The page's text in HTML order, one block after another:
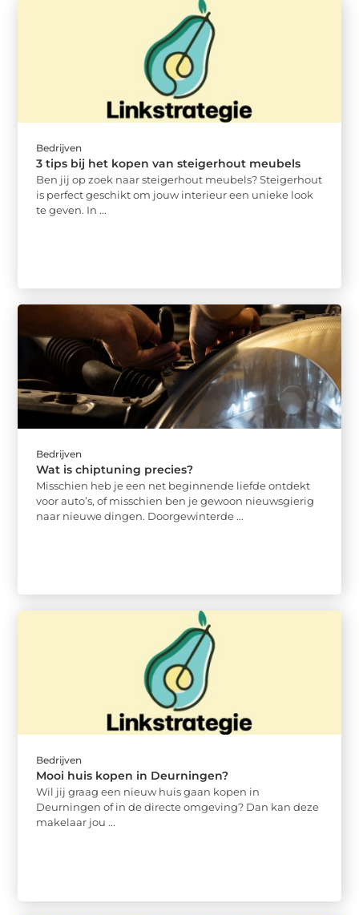
Bedrijven
3 tips bij het kopen van steigerhout meubels
Ben jij op zoek naar steigerhout meubels? Steigerhout
is perfect geschikt om jouw interieur een unieke look
te geven. In ...
Bedrijven
Wat is chiptuning precies?
Misschien heb je een net beginnende liefde ontdekt
voor auto’s, of misschien ben je gewoon nieuwsgierig
naar nieuwe dingen. Doorgewinterde ...
Bedrijven
Mooi huis kopen in Deurningen?
Wil jij graag een nieuw huis gaan kopen in
Deurningen of in de directe omgeving? Dan kan deze
makelaar jou ...